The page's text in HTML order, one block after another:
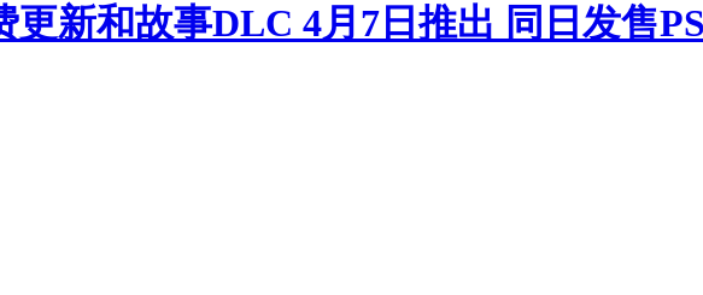
更新和故事DLC 4月7日推出 同日发售